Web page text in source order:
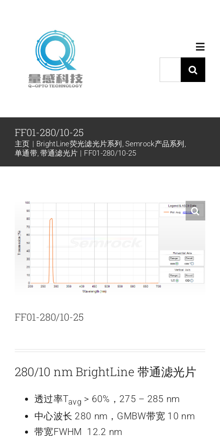
产品中心
代理品牌
下载中心
新闻和活动
关于量感
联系我们
索：
FF01-280/10-25
主页 BrightLine荧光滤光片系列
Semrock产品系列
单通带 带通滤光片 FF01-280/10-25
FF01-280/10-25
280/10 nm BrightLine 带通滤光片
透过率Tavg > 60%，275 – 285 nm
中心波长 280 nm，GMBW带宽 10 nm
带宽FWHM 12.2 nm